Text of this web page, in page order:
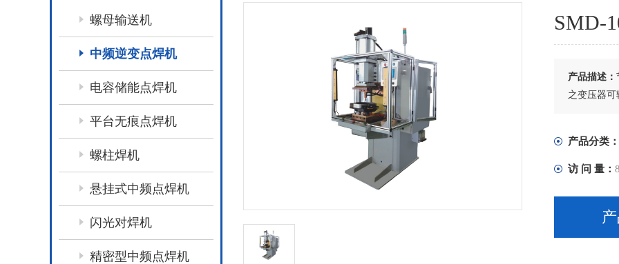
螺母输送机
中频逆变点焊机
电容储能点焊机
平台无痕点焊机
螺柱焊机
悬挂式中频点焊机
闪光对焊机
精密型中频点焊机
SMD-
产品描述：
之变压器
产品分类：
访 问 量：